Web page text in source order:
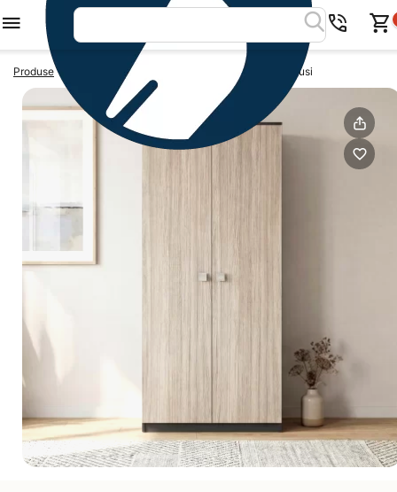
Produse Dulapuri dormitor Dulap haine LINEA 90, 2 usi